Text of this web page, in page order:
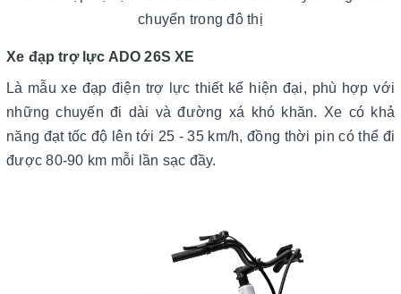
chuyển trong đô thị
Xe đạp trợ lực ADO 26S XE
Là mẫu xe đạp điện trợ lực thiết kế hiện đại, phù hợp với
những chuyến đi dài và đường xá khó khăn. Xe có khả
năng đạt tốc độ lên tới 25 - 35 km/h, đồng thời pin có thể đi
được 80-90 km mỗi lần sạc đầy.